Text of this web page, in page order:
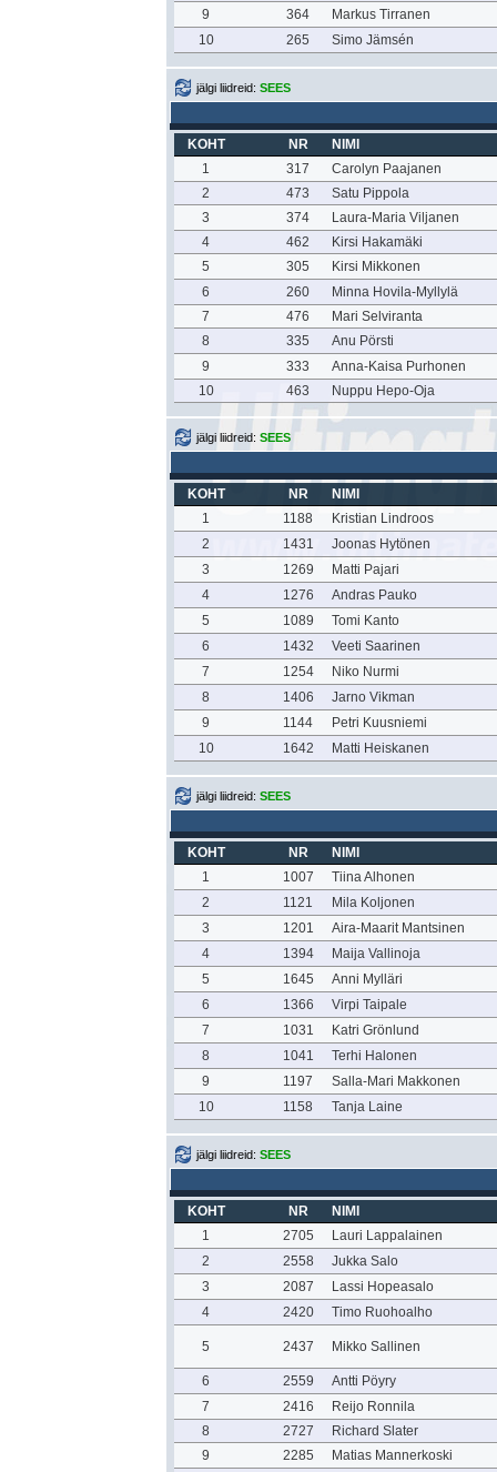
9 364
Markus Tirranen
10
265 Simo Jämsén
jälgi liidreid: SEES
KOHT NR
NIMI
1
317
Carolyn Paajanen
2
473
Satu Pippola
3
374
Laura-Maria Viljanen
4
462
Kirsi Hakamäki
5
305
Kirsi Mikkonen
6
260
Minna Hovila-Myllylä
7
476
Mari Selviranta
8
335
Anu Pörsti
9
333
Anna-Kaisa Purhonen
10
463 Nuppu Hepo-Oja
jälgi liidreid: SEES
KOHT NR
NIMI
1
1188
Kristian Lindroos
2
1431
Joonas Hytönen
3
1269
Matti Pajari
4
1276
Andras Pauko
5
1089
Tomi Kanto
6
1432
Veeti Saarinen
7
1254
Niko Nurmi
8
1406
Jarno Vikman
9
1144
Petri Kuusniemi
10
1642 Matti Heiskanen
jälgi liidreid: SEES
KOHT NR
NIMI
1
1007
Tiina Alhonen
2
1121
Mila Koljonen
3
1201
Aira-Maarit Mantsinen
4
1394
Maija Vallinoja
5
1645
Anni Mylläri
6
1366
Virpi Taipale
7
1031
Katri Grönlund
8
1041
Terhi Halonen
9
1197
Salla-Mari Makkonen
10
1158 Tanja Laine
jälgi liidreid: SEES
KOHT NR
NIMI
1
2705
Lauri Lappalainen
2
2558
Jukka Salo
3
2087
Lassi Hopeasalo
4
2420 Timo Ruohoalho
5 2437 Mikko Sallinen
6 2559
Antti Pöyry
7
2416
Reijo Ronnila
8
2727
Richard Slater
9
2285
Matias Mannerkoski